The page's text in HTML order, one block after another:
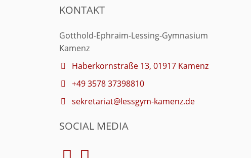
KONTAKT
Gotthold-Ephraim-Lessing-Gymnasium
Kamenz
Haberkornstraße 13, 01917 Kamenz
+49 3578 37398810
sekretariat@lessgym-kamenz.de
SOCIAL MEDIA